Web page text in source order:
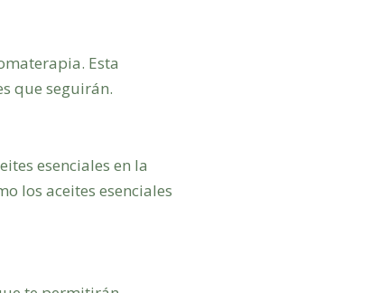
Esta
que seguirán.
esenciales en la
los aceites esenciales